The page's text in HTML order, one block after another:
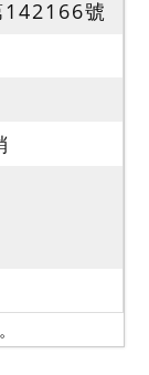
142166號
拍賣，
。土地
萬元。